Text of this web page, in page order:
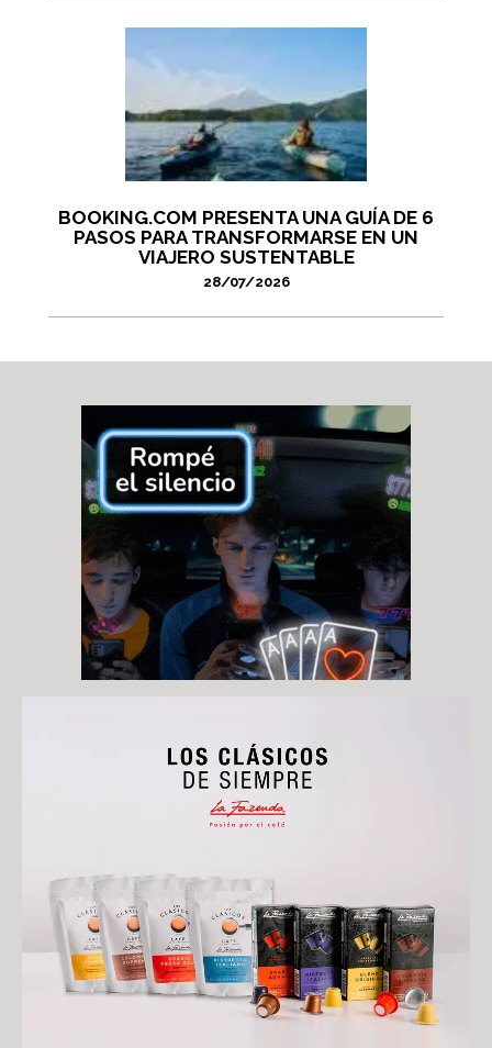
BOOKING.COM PRESENTA UNA GUÍA DE 6
PASOS PARA TRANSFORMARSE EN UN
VIAJERO SUSTENTABLE
28/07/2026